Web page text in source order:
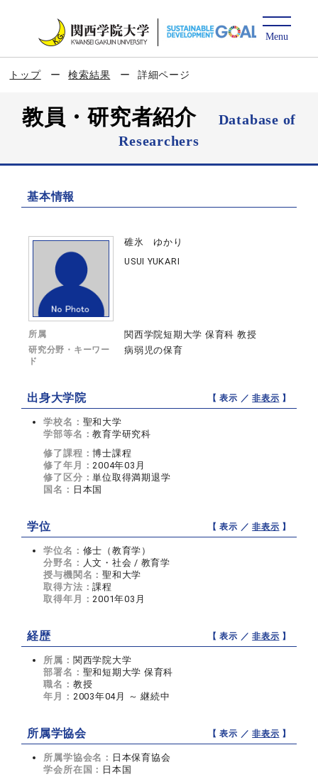
トップ 検索結果 詳細ページ
教員・研究者紹介
Database of
Researchers
基本情報
碓氷 ゆかり
USUI YUKARI
所属 関西学院短期大学 保育科 教授
研究分野・キーワー
ド
病弱児の保育
出身大学院 【 表示 ／非表示 】
学校名： 聖和大学
学部等名：教育学研究科
修了課程：博士課程
修了年月：2004年03月
修了区分：単位取得満期退学
国名： 日本国
学位 【 表示 ／非表示 】
学位名： 修士（教育学）
分野名： 人文・社会 / 教育学
授与機関名：聖和大学
取得方法：課程
取得年月：2001年03月
経歴 【 表示 ／非表示 】
所属： 関西学院大学
部署名： 聖和短期大学 保育科
職名： 教授
年月： 2003年04月 ～ 継続中
所属学協会 【 表示 ／非表示 】
所属学協会名： 日本保育協会
学会所在国： 日本国